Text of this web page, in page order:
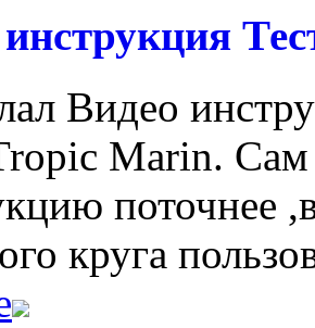
Видео
Marin. Сам
поточнее
круга